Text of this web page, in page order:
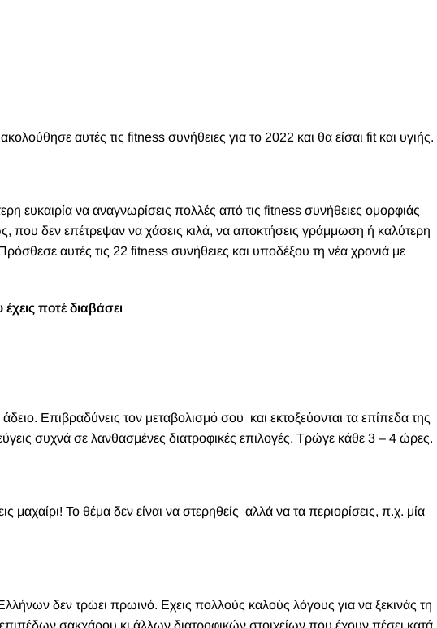
αυτές τις fitness συνήθειες για το 2022 και θα είσαι fit και υγιής.
ευκαιρία να αναγνωρίσεις πολλές από τις fitness συνήθειες ομορφιάς
που δεν επέτρεψαν να χάσεις κιλά, να αποκτήσεις γράμμωση ή καλύτερη
αυτές τις 22 fitness συνήθειες και υποδέξου τη νέα χρονιά με
ποτέ διαβάσει
Επιβραδύνεις τον μεταβολισμό σου και εκτοξεύονται τα επίπεδα της
συχνά σε λανθασμένες διατροφικές επιλογές. Τρώγε κάθε 3 – 4 ώρες.
μαχαίρι! Το θέμα δεν είναι να στερηθείς αλλά να τα περιορίσεις, π.χ. μία
δεν τρώει πρωινό. Εχεις πολλούς καλούς λόγους για να ξεκινάς τη
σακχάρου κι άλλων διατροφικών στοιχείων που έχουν πέσει κατά